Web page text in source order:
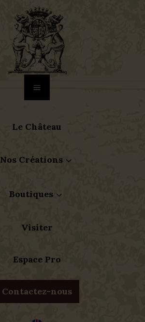
a
Le Château
3
Nos Créations
3
Boutiques
Visiter
Espace Pro
Contactez-nous